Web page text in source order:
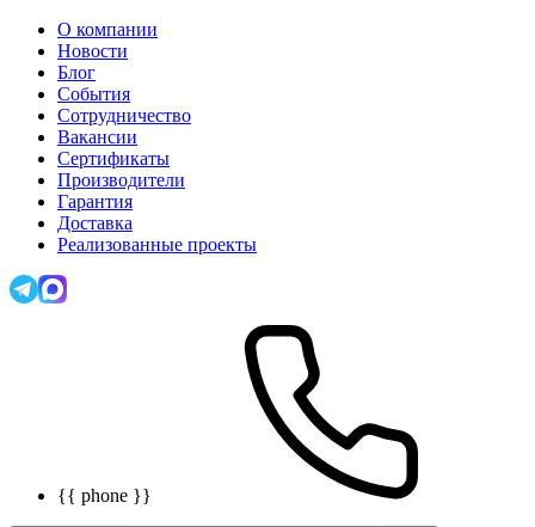
О компании
Новости
Блог
События
Сотрудничество
Вакансии
Сертификаты
Производители
Гарантия
Доставка
Реализованные проекты
{{ phone }}